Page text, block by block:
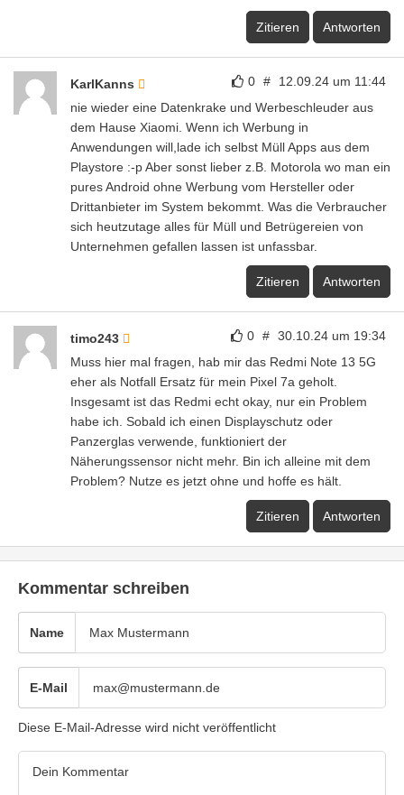
Zitieren Antworten
0 # 12.09.24 um 11:44
KarlKanns
nie wieder eine Datenkrake und Werbeschleuder aus
dem Hause Xiaomi. Wenn ich Werbung in
Anwendungen will,lade ich selbst Müll Apps aus dem
Playstore :-p Aber sonst lieber z.B. Motorola wo man ein
pures Android ohne Werbung vom Hersteller oder
Drittanbieter im System bekommt. Was die Verbraucher
sich heutzutage alles für Müll und Betrügereien von
Unternehmen gefallen lassen ist unfassbar.
Zitieren Antworten
0 # 30.10.24 um 19:34
timo243
Muss hier mal fragen, hab mir das Redmi Note 13 5G
eher als Notfall Ersatz für mein Pixel 7a geholt.
Insgesamt ist das Redmi echt okay, nur ein Problem
habe ich. Sobald ich einen Displayschutz oder
Panzerglas verwende, funktioniert der
Näherungssensor nicht mehr. Bin ich alleine mit dem
Problem? Nutze es jetzt ohne und hoffe es hält.
Zitieren Antworten
Kommentar schreiben
Name
E-Mail
Diese E-Mail-Adresse wird nicht veröffentlicht